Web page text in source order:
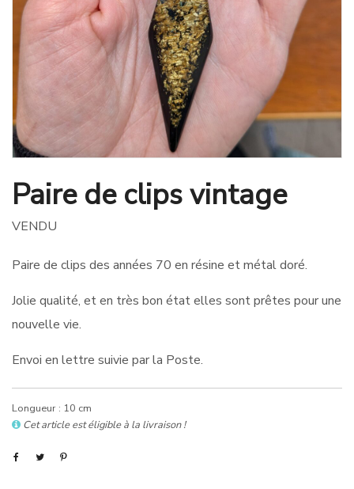
Paire de clips vintage
VENDU
Paire de clips des années 70 en résine et métal doré.
Jolie qualité, et en très bon état elles sont prêtes pour une
nouvelle vie.
Envoi en lettre suivie par la Poste.
Longueur : 10 cm
Cet article est éligible à la livraison !